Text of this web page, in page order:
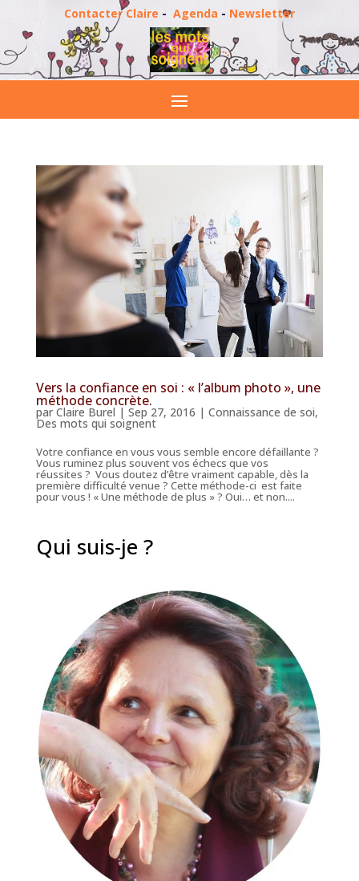
Contacter Claire - Agenda - Newsletter
Vers la confiance en soi : « l’album photo », une
méthode concrète.
par Claire Burel | Sep 27, 2016 | Connaissance de soi,
Des mots qui soignent
Votre confiance en vous vous semble encore défaillante ?
Vous ruminez plus souvent vos échecs que vos
réussites ? Vous doutez d’être vraiment capable, dès la
première difficulté venue ? Cette méthode-ci est faite
pour vous ! « Une méthode de plus » ? Oui… et non....
Qui suis-je ?